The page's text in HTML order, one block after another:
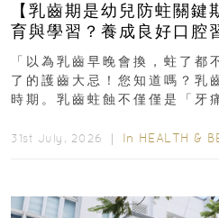
【乳齒期是幼兒防蛀關
育與學習？養成良好口腔習慣， 舒適
瑯質 兒童牙膏防護指南
「以為乳齒早晚會換，蛀了都
了的護齒大忌！您知道嗎？乳
時期。乳齒蛀蝕不僅僅是「牙
31st July, 2026 ｜ In HEALTH &